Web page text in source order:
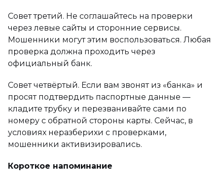
Совет третий. Не соглашайтесь на проверки
через левые сайты и сторонние сервисы.
Мошенники могут этим воспользоваться. Любая
проверка должна проходить через
официальный банк.
Совет четвёртый. Если вам звонят из «банка» и
просят подтвердить паспортные данные —
кладите трубку и перезванивайте сами по
номеру с обратной стороны карты. Сейчас, в
условиях неразберихи с проверками,
мошенники активизировались.
Короткое напоминание